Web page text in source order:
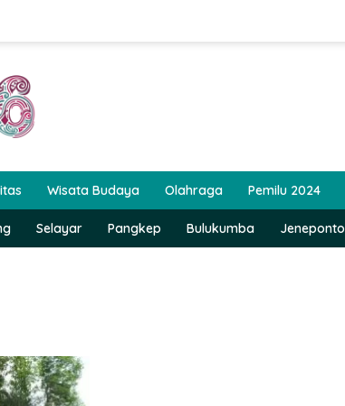
Wisata Budaya Olahraga Pemilu 2024
Selayar Pangkep Bulukumba Jeneponto